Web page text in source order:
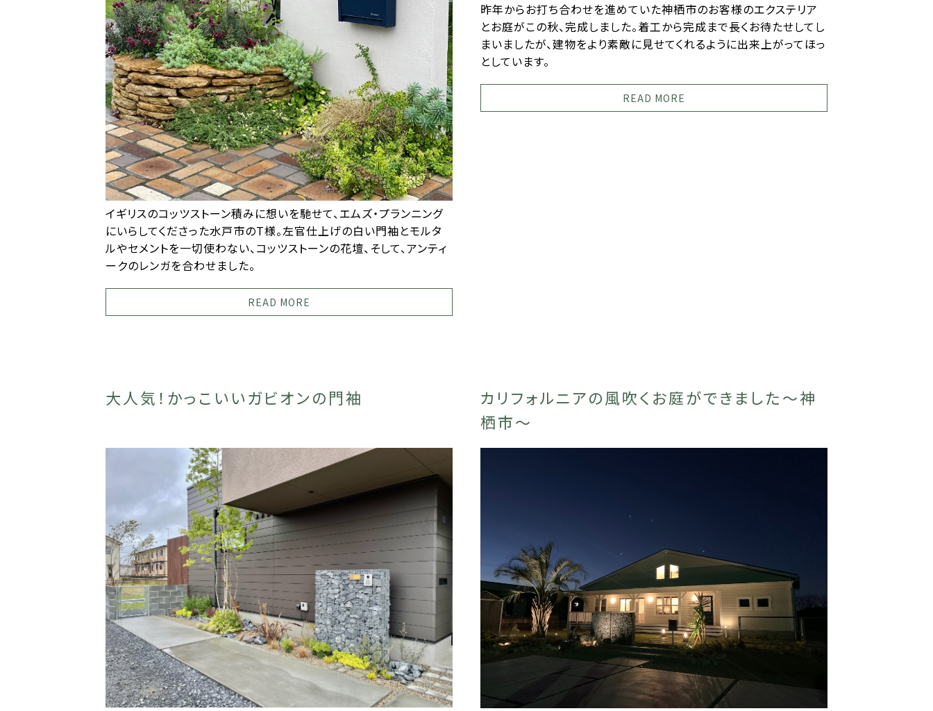
イギリスのコッツストーン積みに想いを馳せて、エムズ・プランニング
にいらしてくださった水戸市のT様。左官仕上げの白い門袖とモルタ
ルやセメントを一切使わない、コッツストーンの花壇、そして、アンティ
ークのレンガを合わせました。
READ MORE
昨年からお打ち合わせを進めていた神栖市のお客様のエクステリア
とお庭がこの秋、完成しました。着工から完成まで長くお待たせしてし
まいましたが、建物をより素敵に見せてくれるように出来上がってほっ
としています。
READ MORE
大人気！かっこいいガビオンの門袖
カリフォルニアの風吹くお庭ができました〜神
栖市〜